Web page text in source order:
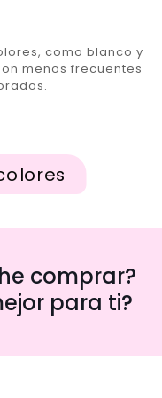
como blanco y
menos frecuentes
comprar?
para ti?